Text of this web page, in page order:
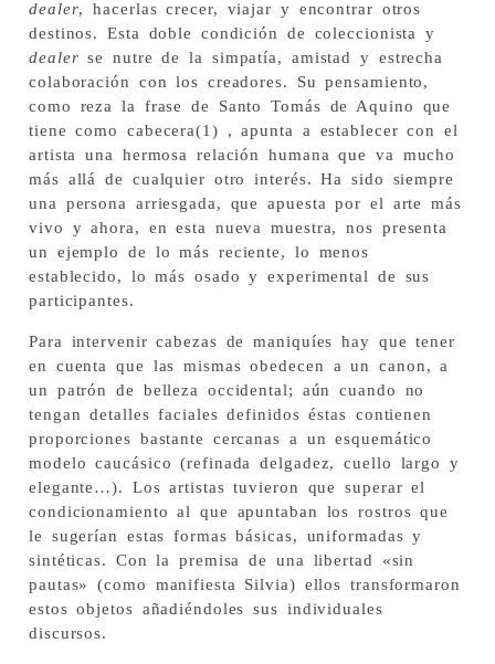
dealer, hacerlas crecer, viajar y encontrar otros
destinos. Esta doble condición de coleccionista y
dealerse nutre de la simpatía, amistad y estrecha
colaboración con los creadores. Su pensamiento,
como reza la frase de Santo Tomás de Aquino que
tiene como cabecera(1) , apunta a establecer con el
artista una hermosa relación humana que va mucho
más allá de cualquier otro interés. Ha sido siempre
una persona arriesgada, que apuesta por el arte más
vivo y ahora, en esta nueva muestra, nos presenta
un ejemplo de lo más reciente, lo menos
establecido, lo más osado y experimental de sus
participantes.
Para intervenir cabezas de maniquíes hay que tener
en cuenta que las mismas obedecen a un canon, a
un patrón de belleza occidental; aún cuando no
tengan detalles faciales definidos éstas contienen
proporciones bastante cercanas a un esquemático
modelo caucásico (refinada delgadez, cuello largo y
elegante…). Los artistas tuvieron que superar el
condicionamiento al que apuntaban los rostros que
le sugerían estas formas básicas, uniformadas y
sintéticas. Con la premisa de una libertad «sin
pautas» (como manifiesta Silvia) ellos transformaron
estos objetos añadiéndoles sus individuales
discursos.